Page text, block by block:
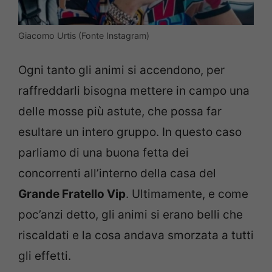
Giacomo Urtis (Fonte Instagram)
Ogni tanto gli animi si accendono, per
raffreddarli bisogna mettere in campo una
delle mosse più astute, che possa far
esultare un intero gruppo. In questo caso
parliamo di una buona fetta dei
concorrenti all’interno della casa del
Grande Fratello Vip. Ultimamente, e come
poc’anzi detto, gli animi si erano belli che
riscaldati e la cosa andava smorzata a tutti
gli effetti.